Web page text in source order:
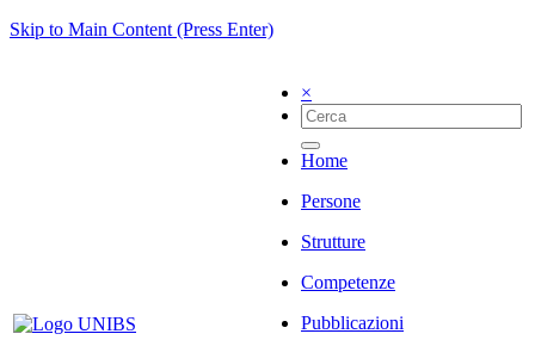
Skip to Main Content (Press Enter)
×
Home
Persone
Strutture
Competenze
Pubblicazioni